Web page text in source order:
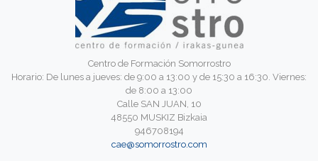
Centro de Formación Somorrostro
Horario: De lunes a jueves: de 9:00 a 13:00 y de 15:30 a 16:30. Viernes:
de 8:00 a 13:00
Calle SAN JUAN, 10
48550 MUSKIZ Bizkaia
946708194
cae@somorrostro.com